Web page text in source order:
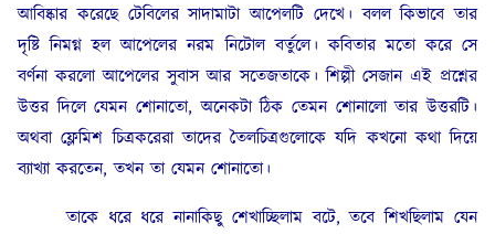
আবিষ্কার করেছে টেবিলের সাদামাটা আপেলটি দেখে। বলল কিভাবে তার
দৃষ্টি নিমগ্ন হল আপেলের নরম নিটোল বর্তুলে। কবিতার মতো করে সে
বর্ণনা করলো আপেলের সুবাস আর সতেজতাকে। শিল্পী সেজান এই প্রশ্নের
উত্তর দিলে যেমন শোনাতো, অনেকটা ঠিক তেমন শোনালো তার উত্তরটি।
অথবা ফ্লেমিশ চিত্রকরেরা তাদের তৈলচিত্রগুলোকে যদি কখনো কথা দিয়ে
ব্যাখ্যা করতেন, তখন তা যেমন শোনাতো।
তাকে ধরে ধরে নানাকিছু শেখাচ্ছিলাম বটে, তবে শিখছিলাম যেন